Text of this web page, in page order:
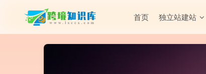
首页 独立站建站